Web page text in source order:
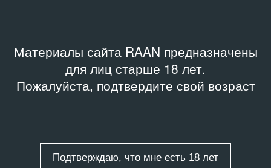
Материалы сайта RAAN предназначены
для лиц старше 18 лет.
Пожалуйста, подтвердите свой возраст
Подтверждаю, что мне есть 18 лет